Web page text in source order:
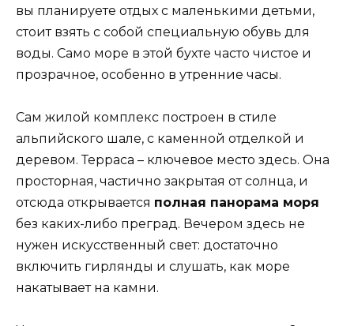
вы планируете отдых с маленькими детьми,
стоит взять с собой специальную обувь для
воды. Само море в этой бухте часто чистое и
прозрачное, особенно в утренние часы.
Сам жилой комплекс построен в стиле
альпийского шале, с каменной отделкой и
деревом. Терраса – ключевое место здесь. Она
просторная, частично закрытая от солнца, и
отсюда открывается полная панорама моря
без каких-либо преград. Вечером здесь не
нужен искусственный свет: достаточно
включить гирлянды и слушать, как море
накатывает на камни.